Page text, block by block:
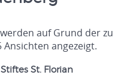
auf Grund der zu
angezeigt.
St. Florian